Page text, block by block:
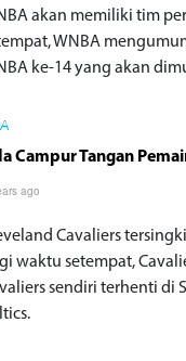
akan memiliki tim
WNBA
ke-14 yang akan
Campur Tangan
ago
Cavaliers
waktu setempat,
sendiri terhenti di